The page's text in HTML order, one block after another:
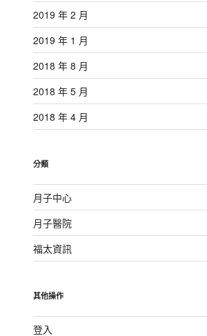
2019 年 2 月
2019 年 1 月
2018 年 8 月
2018 年 5 月
2018 年 4 月
分類
月子中心
月子醫院
福太資訊
其他操作
登入